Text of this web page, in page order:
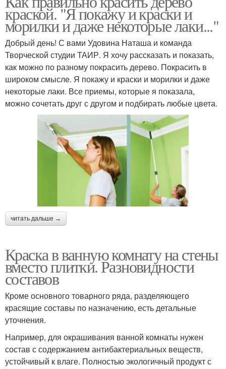
краской. "Я покажу и краски и
морилки и даже некоторые лаки..."
Добрый день! С вами Удовина Наташа и команда
Творческой студии ТАИР. Я хочу рассказать и показать,
как можно по разному покрасить дерево. Покрасить в
широком смысле. Я покажу и краски и морилки и даже
некоторые лаки. Все приемы, которые я показала,
можно сочетать друг с другом и подбирать любые цвета.
читать дальше →
Краска в ванную комнату на стены
вместо плитки. Разновидности
составов
Кроме основного товарного ряда, разделяющего
красящие составы по назначению, есть детальные
уточнения.
Например, для окрашивания ванной комнаты нужен
состав с содержанием антибактериальных веществ,
устойчивый к влаге. Полностью экологичный продукт с